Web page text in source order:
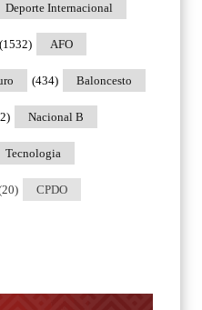
Deporte Internacional
AFO
(1532)
Baloncesto
(434)
Nacional B
Tecnologia
CPDO